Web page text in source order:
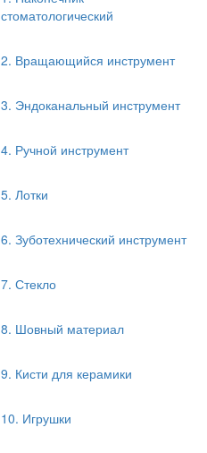
стоматологический
2. Вращающийся инструмент
3. Эндоканальный инструмент
4. Ручной инструмент
5. Лотки
6. Зуботехнический инструмент
7. Стекло
8. Шовный материал
9. Кисти для керамики
10. Игрушки